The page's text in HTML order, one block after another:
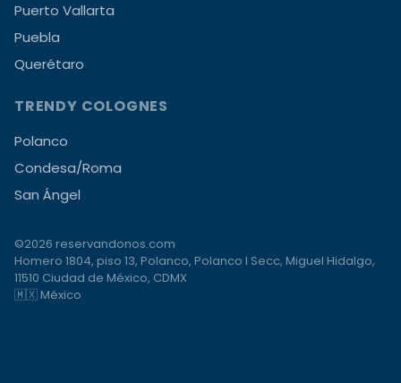
Puerto Vallarta
Puebla
Querétaro
TRENDY COLOGNES
Polanco
Condesa/Roma
San Ángel
©2026 reservandonos.com
Homero 1804, piso 13, Polanco, Polanco I Secc, Miguel Hidalgo,
11510 Ciudad de México, CDMX
🇲🇽 México